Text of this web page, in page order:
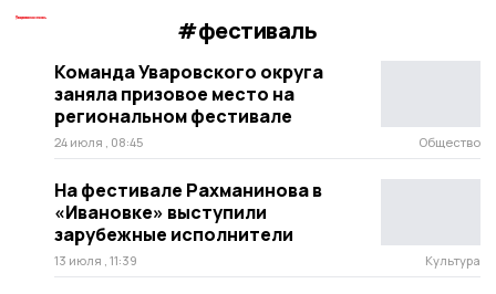
#фестиваль
Команда Уваровского округа
заняла призовое место на
региональном фестивале
24 июля , 08:45 Общество
На фестивале Рахманинова в
«Ивановке» выступили
зарубежные исполнители
13 июля , 11:39 Культура